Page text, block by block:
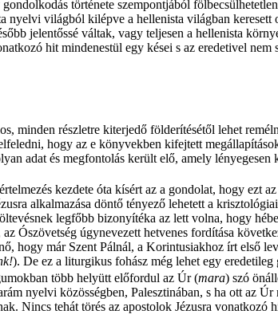
története szempontjából
nyelvi világból kilépve a hellenista világban
jelentőssé váltak, vagy teljesen a hellenista
hit mindenestül egy kései s az eredetivel
minden részletre kiterjedő földerítésétől lehet
hogy az e könyvekben kifejtett
adat és megfontolás került elő, amely lényegesen
kezdete óta kísért az a gondolat, hogy ezt
alkalmazása döntő tényező lehetett a
legfőbb bizonyítéka az lett volna, hogy
Ószövetség úgynevezett hetvenes fordítása
hogy már Szent Pálnál, a Korintusiakhoz írt első
). De ez a liturgikus fohász még lehet egy eredetileg
több helyütt előfordul az Úr (mara) szó
nyelvi közösségben, Palesztinában, s ha ott az
Nincs tehát törés az apostolok Jézusra vonatkozó